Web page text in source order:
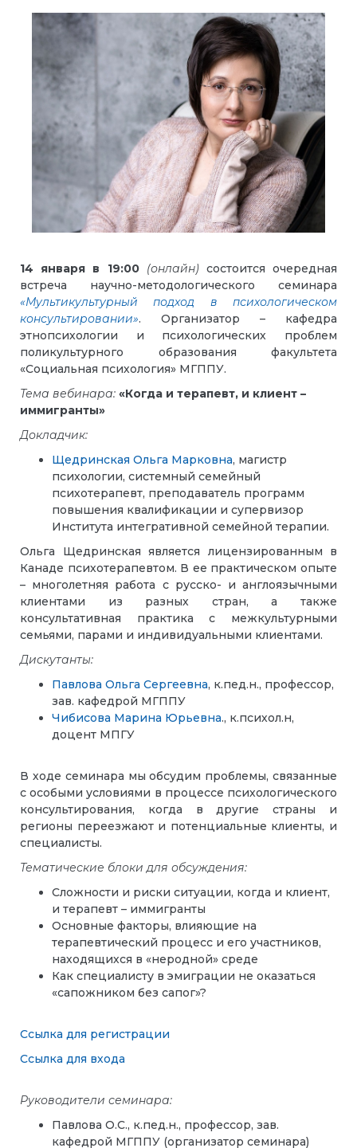
14 января в 19:00 (онлайн) состоится очередная
встреча научно-методологического семинара
«Мультикультурный подход в психологическом
консультировании». Организатор – кафедра
этнопсихологии и психологических проблем
поликультурного образования факультета
«Социальная психология» МГППУ.
Тема вебинара: «Когда и терапевт, и клиент –
иммигранты»
Докладчик:
Щедринская Ольга Марковна, магистр
психологии, системный семейный
психотерапевт, преподаватель программ
повышения квалификации и супервизор
Института интегративной семейной терапии.
Ольга Щедринская является лицензированным в
Канаде психотерапевтом. В ее практическом опыте
– многолетняя работа с русско- и англоязычными
клиентами из разных стран, а также
консультативная практика с межкультурными
семьями, парами и индивидуальными клиентами.
Дискутанты:
Павлова Ольга Сергеевна, к.пед.н., профессор,
зав. кафедрой МГППУ
Чибисова Марина Юрьевна., к.психол.н,
доцент МПГУ
В ходе семинара мы обсудим проблемы, связанные
с особыми условиями в процессе психологического
консультирования, когда в другие страны и
регионы переезжают и потенциальные клиенты, и
специалисты.
Тематические блоки для обсуждения:
Сложности и риски ситуации, когда и клиент,
и терапевт – иммигранты
Основные факторы, влияющие на
терапевтический процесс и его участников,
находящихся в «неродной» среде
Как специалисту в эмиграции не оказаться
«сапожником без сапог»?
Ссылка для регистрации
Ссылка для входа
Руководители семинара:
Павлова О.С., к.пед.н., профессор, зав.
кафедрой МГППУ (организатор семинара)